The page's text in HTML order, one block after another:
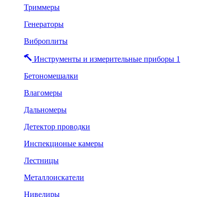
Триммеры
Генераторы
Виброплиты
Инструменты и измерительные приборы 1
Бетономешалки
Влагомеры
Дальномеры
Детектор проводки
Инспекционые камеры
Лестницы
Металлоискатели
Нивелиры